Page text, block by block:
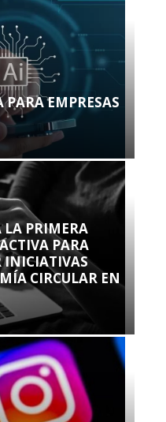
PARA EMPRESAS
LA PRIMERA
PARA
INICIATIVAS
CIRCULAR EN